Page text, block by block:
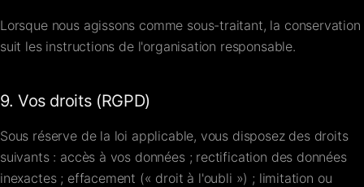
Lorsque nous agissons comme sous-traitant, la conservation
suit les instructions de l'organisation responsable.
9. Vos droits (RGPD)
Sous réserve de la loi applicable, vous disposez des droits
suivants : accès à vos données ; rectification des données
inexactes ; effacement (« droit à l'oubli ») ; limitation ou